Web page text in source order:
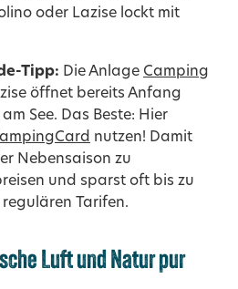
oder Lazise lockt mit
Tipp: Die Anlage Camping
öffnet bereits Anfang
See. Das Beste: Hier
nutzen! Damit
Nebensaison zu
und sparst oft bis zu
Tarifen.
Luft und Natur pur